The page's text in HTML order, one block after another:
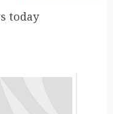
today